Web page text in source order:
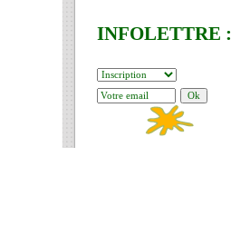
INFOLETTRE :